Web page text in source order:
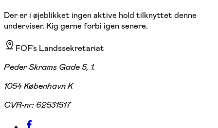
Der er i øjeblikket ingen aktive hold tilknyttet denne
underviser. Kig gerne forbi igen senere.
FOF's Landssekretariat
Peder Skrams Gade 5, 1.
1054 København K
CVR-nr: 62531517